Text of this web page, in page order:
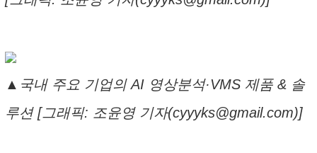
▲국내 주요 기업의 AI 영상분석·VMS 제품 & 솔
루션 [그래픽: 조윤영 기자(cyyyks@gmail.com)]